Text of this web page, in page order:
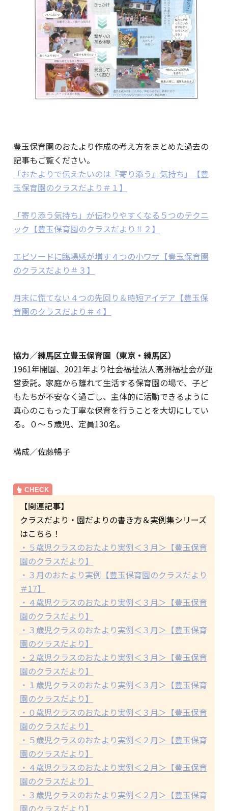
豊玉保育園のおたより作成の考え方をまとめた過去の
記事もご覧ください。
「おたよりで伝えたいのは『寄り添う』気持ち」【豊
玉保育園のクラスだより＃１】
「寄り添う気持ち」が伝わりやすくなる５つのテクニ
ック【豊玉保育園のクラスだより＃２】
エピソードに臨場感が増す４つの小ワザ【豊玉保育園
のクラスだより＃３】
月末に慌てない４つの先回り＆時短アイデア【豊玉保
育園のクラスだより＃４】
協力／練馬区立豊玉保育園（東京・練馬区）
1961年開園、2021年より社会福祉法人高洲福祉会が運
営委託。家庭から離れて生活する保育園の場で、子ど
もたちが不安なく過ごし、主体的に活動できるように
真心のこもった丁寧な保育を行うことを大切にしてい
る。０～５歳児、定員130名。
構成／佐藤暢子
【関連記事】
クラスだより・園だよりの書き方＆実例集シリーズ
はこちら！
・５歳児クラスのおたより実例＜３月＞【豊玉保育
園のクラスだより】
・３月のおたより実例【豊玉保育園のクラスだより
＃17】
・４歳児クラスのおたより実例＜３月＞【豊玉保育
園のクラスだより】
・３歳児クラスのおたより実例＜３月＞【豊玉保育
園のクラスだより】
・２歳児クラスのおたより実例＜３月＞【豊玉保育
園のクラスだより】
・１歳児クラスのおたより実例＜３月＞【豊玉保育
園のクラスだより】
・０歳児クラスのおたより実例＜３月＞【豊玉保育
園のクラスだより】
・５歳児クラスのおたより実例＜２月＞【豊玉保育
園のクラスだより】
・４歳児クラスのおたより実例＜２月＞【豊玉保育
園のクラスだより】
・３歳児クラスのおたより実例＜２月＞【豊玉保育
園のクラスだより】